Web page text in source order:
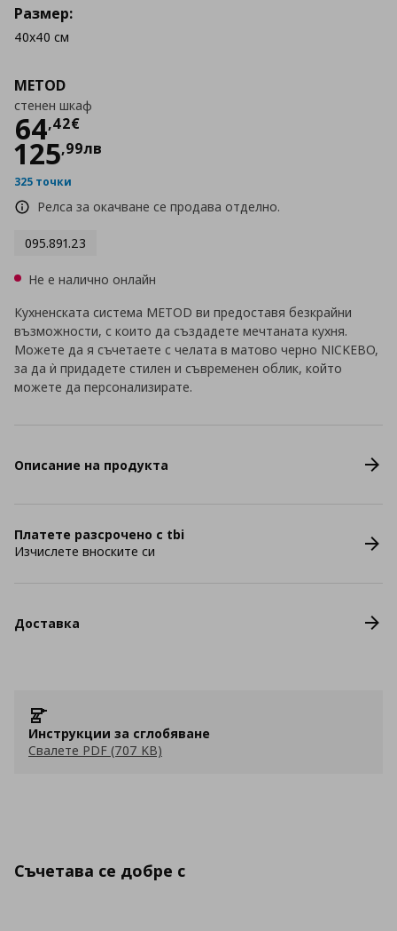
METOD
стенен шкаф
64,42€
Цена
125,99лв
325 точки
Релса за окачване се продава отделно.
095.891.23
Размер:
40x40 см
Не е налично онлайн
Кухненската система METOD ви предоставя безкрайни
възможности, с които да създадете мечтаната кухня.
Можете да я съчетаете с челата в матово черно NICKEBO,
за да ѝ придадете стилен и съвременен облик, който
можете да персонализирате.
Описание на продукта
Платете разсрочено с tbi
Изчислете вноските си
Доставка
Инструкции за сглобяване
Свалете PDF (707 KB)
Съчетава се добре с